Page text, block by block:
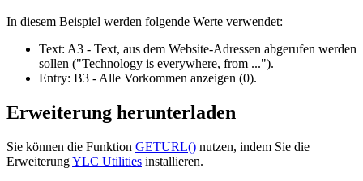
In diesem Beispiel werden folgende Werte verwendet:
Text: A3 - Text, aus dem Website-Adressen abgerufen werden
sollen ("Technology is everywhere, from ...").
Entry: B3 - Alle Vorkommen anzeigen (0).
Erweiterung herunterladen
Sie können die Funktion GETURL() nutzen, indem Sie die
ErweiterungYLC Utilities installieren.